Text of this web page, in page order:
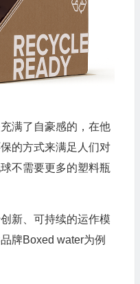
满了自豪感的，在他
的方式来满足人们对
不需要更多的塑料瓶
新、可持续的运作模
牌Boxed water为例